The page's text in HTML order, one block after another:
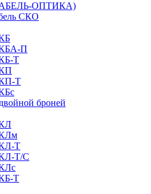
ОПТИКА)
СКО
П
Т
Т
броней
Т
Т/С
Т